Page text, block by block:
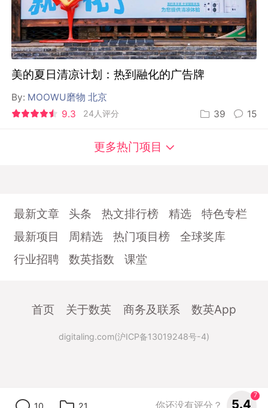
美的夏日清凉计划：热到融化的广告牌
By: MOOWU磨物 北京
9.3
24人评分 39 15
更多热门项目
10 21 你还没有评分？ 5.4
7
最新文章 头条 热文排行榜 精选
特色专栏
最新项目
周精选 热门项目榜
全球奖库
行业招聘
数英指数 课堂
首页 关于数英 商务及联系 数英App
digitaling.com(沪ICP备13019248号-4)